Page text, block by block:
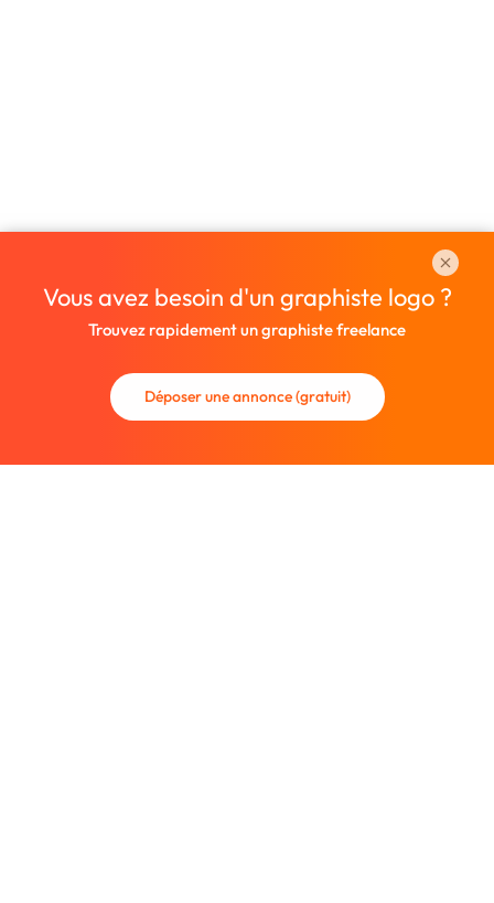
Vous avez besoin d'un graphiste logo ?
Trouvez rapidement un graphiste freelance
Déposer une annonce (gratuit)